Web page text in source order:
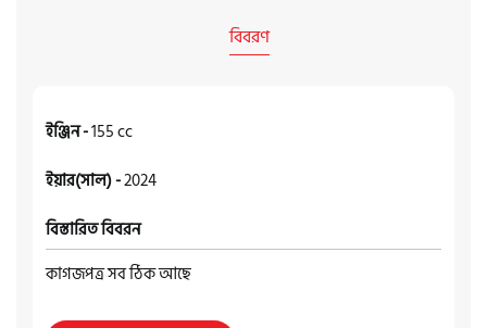
বিবরণ
ইঞ্জিন -155 cc
ইয়ার(সাল) -2024
বিস্তারিত বিবরন
কাগজপত্র সব ঠিক আছে